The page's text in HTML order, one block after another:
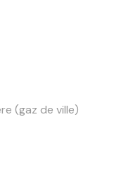
ce bien est
ce bien est
(gaz de ville)